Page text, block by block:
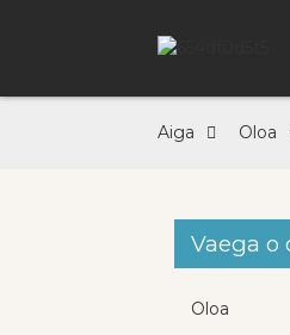
Aiga Oloa
Vaega o
Oloa